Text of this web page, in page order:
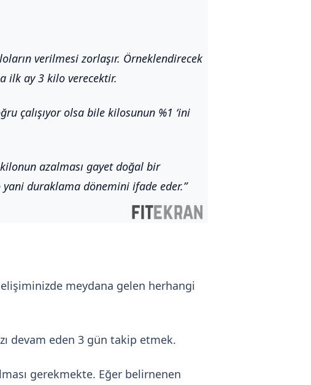
verilmesi zorlaşır. Örneklendirecek
ilk ay 3 kilo verecektir.
çalışıyor olsa bile kilosunun %1 ‘ini
azalması gayet doğal bir
duraklama dönemini ifade eder.
meydana gelen herhangi
devam eden 3 gün takip etmek.
gerekmekte. Eğer belirnenen